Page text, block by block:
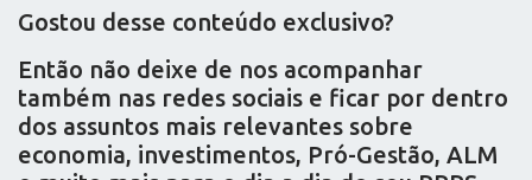
Gostou desse conteúdo exclusivo?
Então não deixe de nos acompanhar
também nas redes sociais e ficar por dentro
dos assuntos mais relevantes sobre
economia, investimentos, Pró-Gestão, ALM